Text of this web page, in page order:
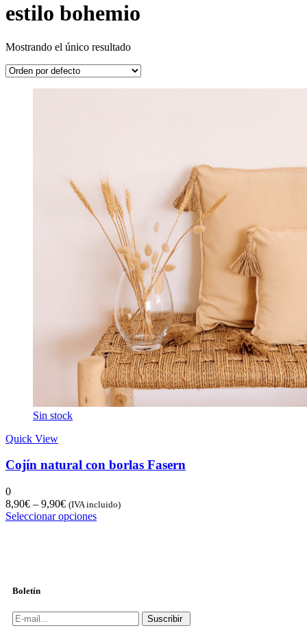
estilo bohemio
Mostrando el único resultado
Sin stock
Quick View
Cojín natural con borlas Fasern
0
8,90€ – 9,90€ (IVA incluido)
Seleccionar opciones
Boletín
Suscribir